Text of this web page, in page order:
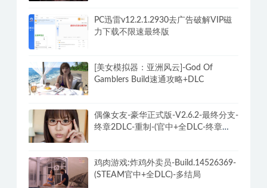
PC迅雷v12.2.1.2930去广告破解VIP磁
力下载不限速最终版
[美女模拟器：亚洲风云]-God Of
Gamblers Build速通攻略+DLC
偶像女友-豪华正式版-V2.6.2-最终分支-
终章2DLC-重制-(官中+全DLC-终章
鸡肉游戏:炸鸡外卖员-Build.14526369-
(STEAM官中+全DLC)-多结局